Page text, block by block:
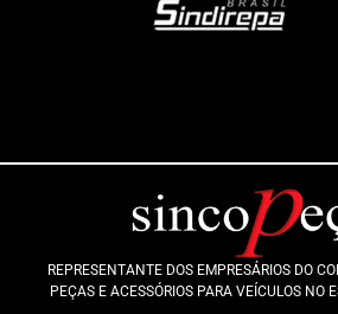
REPRESENTANTE DOS EMPRESÁRIOS DO
PEÇAS E ACESSÓRIOS PARA VEÍCULOS NO